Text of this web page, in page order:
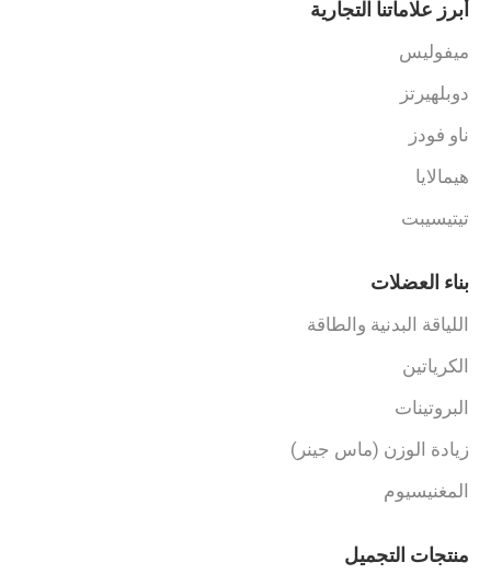
أبرز علاماتنا التجارية
ميفوليس
دوبلهيرتز
ناو فودز
هيمالايا
تيتيسيبت
بناء العضلات
اللياقة البدنية والطاقة
الكرياتين
البروتينات
زيادة الوزن (ماس جينر)
المغنيسيوم
منتجات التجميل